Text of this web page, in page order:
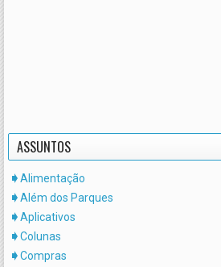
ASSUNTOS
Alimentação
Além dos Parques
Aplicativos
Colunas
Compras